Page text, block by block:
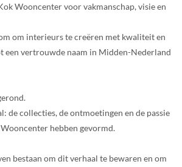
Wooncenter voor vakmanschap, visie en
om interieurs te creëren met kwaliteit en
een vertrouwde naam in Midden-Nederland
de collecties, de ontmoetingen en de passie
hebben gevormd.
bestaan om dit verhaal te bewaren en om